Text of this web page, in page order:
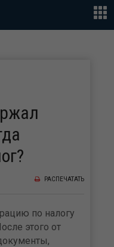
РАСПЕЧАТАТЬ
по налогу
этого от